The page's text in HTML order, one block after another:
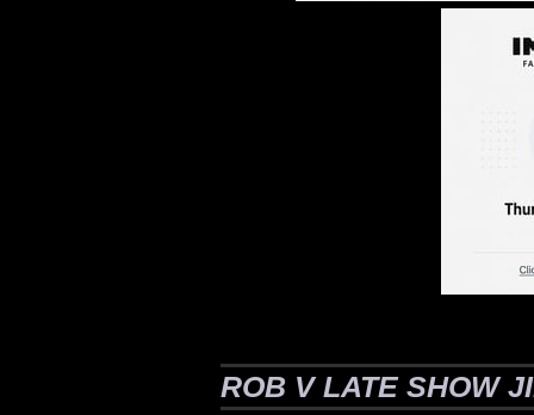
ROB V LATE SHOW